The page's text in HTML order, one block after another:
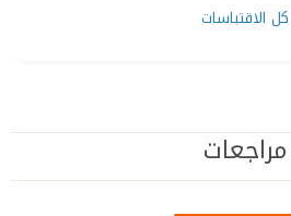
كل الاقتباسات
مراجعات